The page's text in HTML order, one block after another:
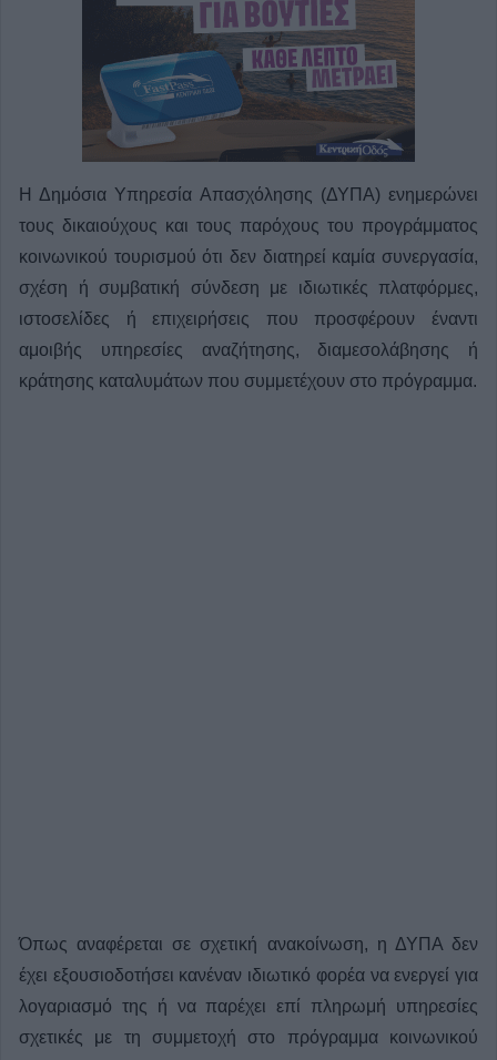
Η Δημόσια Υπηρεσία Απασχόλησης (ΔΥΠΑ) ενημερώνει
τους δικαιούχους και τους παρόχους του προγράμματος
κοινωνικού τουρισμού ότι δεν διατηρεί καμία συνεργασία,
σχέση ή συμβατική σύνδεση με ιδιωτικές πλατφόρμες,
ιστοσελίδες ή επιχειρήσεις που προσφέρουν έναντι
αμοιβής υπηρεσίες αναζήτησης, διαμεσολάβησης ή
κράτησης καταλυμάτων που συμμετέχουν στο πρόγραμμα.
Όπως αναφέρεται σε σχετική ανακοίνωση, η ΔΥΠΑ δεν
έχει εξουσιοδοτήσει κανέναν ιδιωτικό φορέα να ενεργεί για
λογαριασμό της ή να παρέχει επί πληρωμή υπηρεσίες
σχετικές με τη συμμετοχή στο πρόγραμμα κοινωνικού